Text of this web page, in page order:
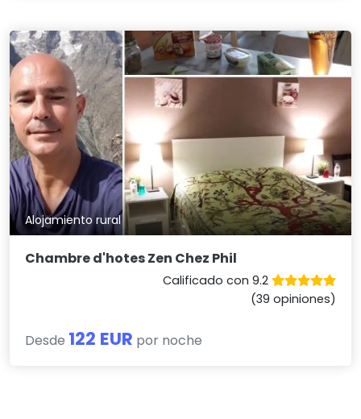
Alojamiento rural
Chambre d'hotes Zen Chez Phil
Calificado con 9.2
(39 opiniones)
Desde 122 EUR por noche